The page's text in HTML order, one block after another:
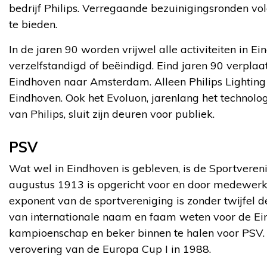
bedrijf Philips. Verregaande bezuinigingsronden
te bieden.
In de jaren 90 worden vrijwel alle activiteiten in
verzelfstandigd of beëindigd. Eind jaren 90
Eindhoven naar Amsterdam. Alleen Philips
Eindhoven. Ook het Evoluon, jarenlang het
van Philips, sluit zijn deuren voor publiek.
PSV
Wat wel in Eindhoven is gebleven, is de
augustus 1913 is opgericht voor en door
exponent van de sportvereniging is zonder twijfel
van internationale naam en faam weten voor de
kampioenschap en beker binnen te halen voor
verovering van de Europa Cup I in 1988.